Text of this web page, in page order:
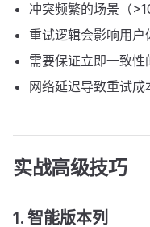
冲突频繁的场景（
重试逻辑会影响用户
需要保证立即一致性
网络延迟导致重试
实战高级技巧
1. 智能版本列